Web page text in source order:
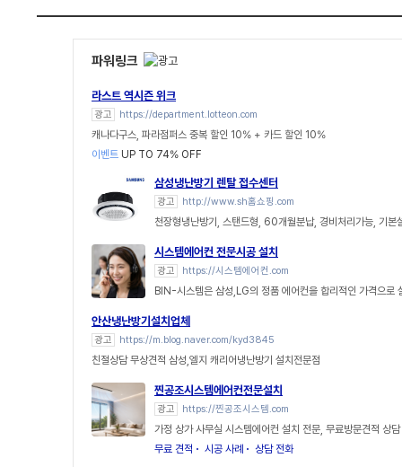
파워링크
라스트 역시즌 위크
광고 https://department.lotteon.com
캐나다구스, 파라점퍼스 중복 할인 10% + 카드 할인 10%
이벤트 UP TO 74% OFF
삼성냉난방기 렌탈 접수센터
광고 http://www.sh홈쇼핑.com
천장형냉난방기, 스탠드형, 60개월분납, 경비처리가능, 기본
시스템에어컨 전문시공 설치
광고 https://시스템에어컨.com
BIN-시스템은 삼성,LG의 정품 에어컨을 합리적인 가격으로
안산냉난방기설치업체
광고 https://m.blog.naver.com/kyd3845
친절상담 무상견적 삼성,엘지 캐리어냉난방기 설치전문점
찐공조시스템에어컨전문설치
광고 https://찐공조시스템.com
가정 상가 사무실 시스템에어컨 설치 전문, 무료방문견적 상담
무료 견적
시공 사례 상담 전화